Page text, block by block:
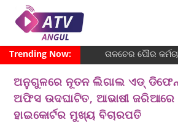
Trending Now: ତାଳଚେର ପୌର
ଅନୁଗୁଳରେ ନୂତନ ଲିଗାଲ ଏଡ୍
ଅଫିସ ଉଦଘାଟିତ, ଆଭାଷୀ ଜରିଆରେ
ହାଇକୋର୍ଟର ମୁଖ୍ୟ ବିଚାରପତି